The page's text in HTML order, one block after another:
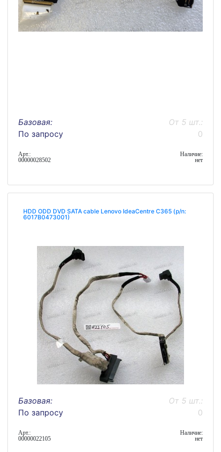
Базовая:
По запросу
От 5 шт.:
0
Арт.:
00000028502
Наличие:
нет
HDD ODD DVD SATA cable Lenovo IdeaCentre C365 (p/n:
6017B0473001)
Базовая:
По запросу
От 5 шт.:
0
Арт.:
00000022105
Наличие:
нет